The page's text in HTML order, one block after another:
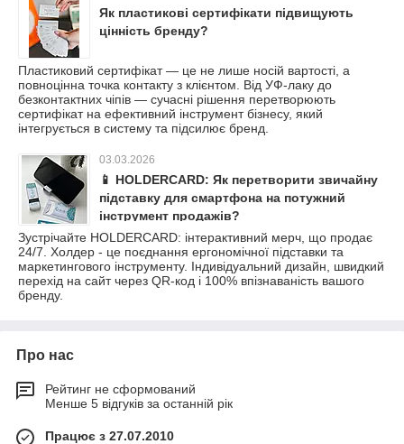
Як пластикові сертифікати підвищують
цінність бренду?
Пластиковий сертифікат — це не лише носій вартості, а
повноцінна точка контакту з клієнтом. Від УФ-лаку до
безконтактних чіпів — сучасні рішення перетворюють
сертифікат на ефективний інструмент бізнесу, який
інтегрується в систему та підсилює бренд.
03.03.2026
📱 HOLDERCARD: Як перетворити звичайну
підставку для смартфона на потужний
інструмент продажів?
Зустрічайте HOLDERCARD: інтерактивний мерч, що продає
24/7. Холдер - це поєднання ергономічної підставки та
маркетингового інструменту. Індивідуальний дизайн, швидкий
перехід на сайт через QR-код і 100% впізнаваність вашого
бренду.
Про нас
Рейтинг не сформований
Менше 5 відгуків за останній рік
Працює з 27.07.2010